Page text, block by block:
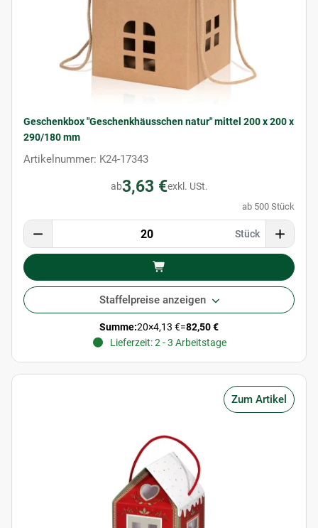
Geschenkbox "Geschenkhäusschen natur" mittel 200 x 200 x
290/180 mm
Artikelnummer: K24-17343
ab3,63 €exkl. USt.
ab 500 Stück
Stück
Staffelpreise anzeigen
Summe:20×4,13 €=82,50 €
Lieferzeit: 2 - 3 Arbeitstage
Zum Artikel